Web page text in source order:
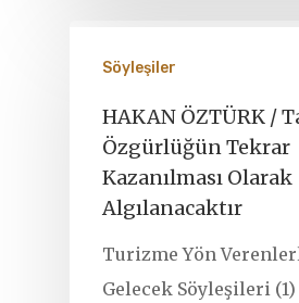
Söyleşiler
HAKAN ÖZTÜRK /
Özgürlüğün Tekrar
Kazanılması Olarak
Algılanacaktır
Turizme Yön
Gelecek Söyleşileri